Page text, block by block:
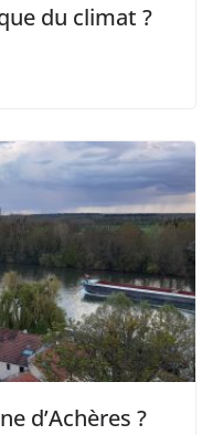
du climat ?
d’Achères ?